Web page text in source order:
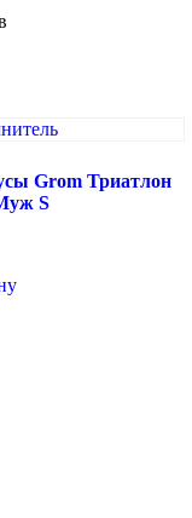
Grom Триатлон
S